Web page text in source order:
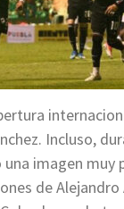
Incluso,
imagen muy
de